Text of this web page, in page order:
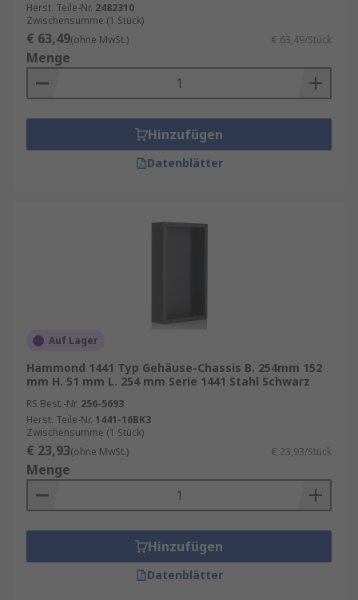
Herst. Teile-Nr. 2482310
Zwischensumme (1 Stück)
€ 63,49(ohne MwSt.) € 63,49/Stück
Menge
Hinzufügen
Datenblätter
Auf Lager
Hammond 1441 Typ Gehäuse-Chassis B. 254mm 152
mm H. 51 mm L. 254 mm Serie 1441 Stahl Schwarz
RS Best.-Nr. 256-5693
Herst. Teile-Nr. 1441-16BK3
Zwischensumme (1 Stück)
€ 23,93(ohne MwSt.) € 23,93/Stück
Menge
Hinzufügen
Datenblätter